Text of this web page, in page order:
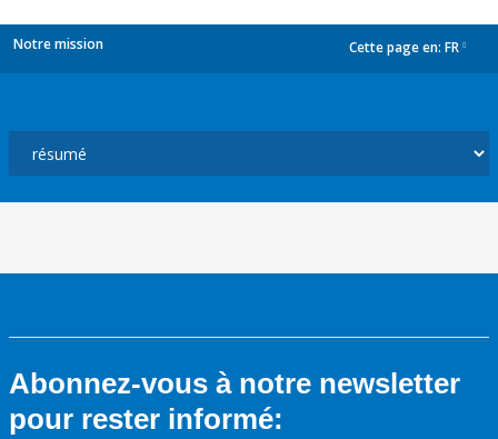
Notre mission Cette page en: FR
Abonnez-vous à notre newsletter
pour rester informé: